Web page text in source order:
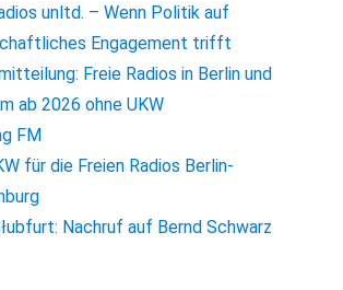
unltd. – Wenn Politik auf
Engagement trifft
Freie Radios in Berlin und
ab 2026 ohne UKW
FM
für die Freien Radios Berlin-
Nachruf auf Bernd Schwarz